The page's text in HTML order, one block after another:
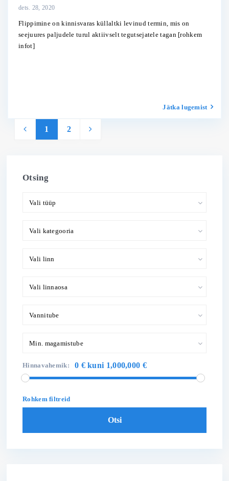
dets. 28, 2020
Flippimine on kinnisvaras küllaltki levinud termin, mis on
seejuures paljudele turul aktiivselt tegutsejatele tagan [rohkem
infot]
Jätka lugemist
1 2
Otsing
Vali tüüp
Vali kategooria
Vali linn
Vali linnaosa
Vannitube
Min. magamistube
Hinnavahemik: 0 € kuni 1,000,000 €
Rohkem filtreid
Otsi